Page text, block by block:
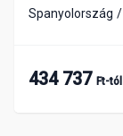
Spanyolország
434 737 Ft-tól